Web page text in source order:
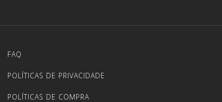
FAQ
POLÍTICAS DE PRIVACIDADE
POLÍTICAS DE COMPRA